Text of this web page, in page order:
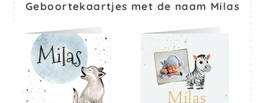
Geboortekaartjes met de naam Milas